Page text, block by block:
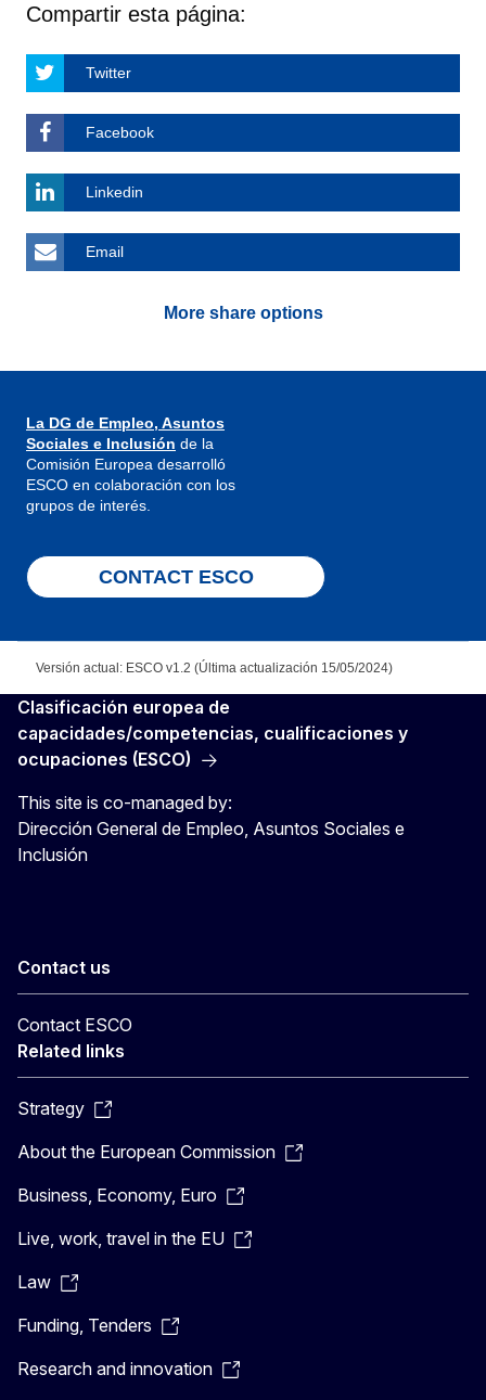
Compartir esta página:
Twitter
Facebook
Linkedin
Email
More share options
La DG de Empleo, Asuntos
Sociales e Inclusión de la
Comisión Europea desarrolló
ESCO en colaboración con los
grupos de interés.
CONTACT ESCO
Versión actual: ESCO v1.2 (Última actualización 15/05/2024)
Clasificación europea de
capacidades/competencias, cualificaciones y
ocupaciones (ESCO)
This site is co-managed by:
Dirección General de Empleo, Asuntos Sociales e
Inclusión
Contact us
Contact ESCO
Related links
Strategy
About the European Commission
Business, Economy, Euro
Live, work, travel in the EU
Law
Funding, Tenders
Research and innovation